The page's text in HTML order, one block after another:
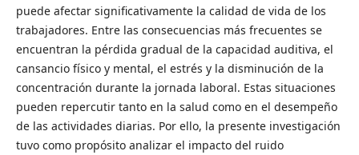
puede afectar significativamente la calidad de vida de los
trabajadores. Entre las consecuencias más frecuentes se
encuentran la pérdida gradual de la capacidad auditiva, el
cansancio físico y mental, el estrés y la disminución de la
concentración durante la jornada laboral. Estas situaciones
pueden repercutir tanto en la salud como en el desempeño
de las actividades diarias. Por ello, la presente investigación
tuvo como propósito analizar el impacto del ruido